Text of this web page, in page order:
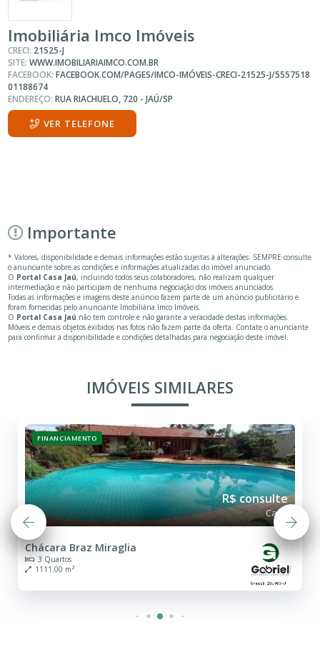
Imobiliária Imco Imóveis
CRECI: 21525-J
SITE:WWW.IMOBILIARIAIMCO.COM.BR
FACEBOOK:FACEBOOK.COM/PAGES/IMCO-IMÓVEIS-CRECI-21525-J/5557518
01188674
ENDEREÇO:RUA RIACHUELO, 720 - JAÚ/SP
VER TELEFONE
Importante
* Valores, disponibilidade e demais informações estão sujeitas à alterações. SEMPRE consulte
o anunciante sobre as condições e informações atualizadas do imóvel anunciado.
O Portal Casa Jaú, incluindo todos seus colaboradores, não realizam qualquer
intermediação e não participam de nenhuma negociação dos imóveis anunciados.
Todas as informações e imagens deste anúncio fazem parte de um anúncio publicitário e
foram fornecidas pelo anunciante Imobiliária Imco Imóveis.
O Portal Casa Jaú não tem controle e não garante a veracidade destas informações.
Móveis e demais objetos exibidos nas fotos não fazem parte da oferta. Contate o anunciante
para confirmar a disponibilidade e condições detalhadas para negociação deste imóvel.
IMÓVEIS SIMILARES
FINANCIAMENTO
R$ consulte
Casa
Chácara Braz Miraglia
3 Quartos
1111.00 m²